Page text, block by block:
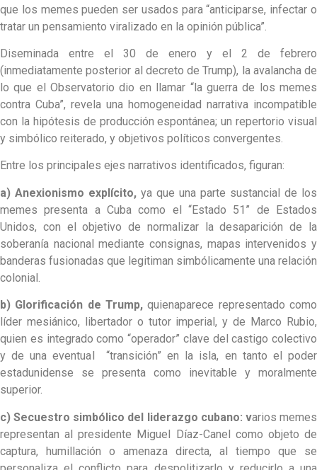
que los memes pueden ser usados para “anticiparse, infectar o
tratar un pensamiento viralizado en la opinión pública”.
Diseminada entre el 30 de enero y el 2 de febrero
(inmediatamente posterior al decreto de Trump), la avalancha de
lo que el Observatorio dio en llamar “la guerra de los memes
contra Cuba”, revela una homogeneidad narrativa incompatible
con la hipótesis de producción espontánea; un repertorio visual
y simbólico reiterado, y objetivos políticos convergentes.
Entre los principales ejes narrativos identificados, figuran:
a) Anexionismo explícito, ya que una parte sustancial de los
memes presenta a Cuba como el “Estado 51” de Estados
Unidos, con el objetivo de normalizar la desaparición de la
soberanía nacional mediante consignas, mapas intervenidos y
banderas fusionadas que legitiman simbólicamente una relación
colonial.
b) Glorificación de Trump,quienaparece representado como
líder mesiánico, libertador o tutor imperial, y de Marco Rubio,
quien es integrado como “operador” clave del castigo colectivo
y de una eventual “transición” en la isla, en tanto el poder
estadunidense se presenta como inevitable y moralmente
superior.
c) Secuestro simbólico del liderazgo cubano: varios memes
representan al presidente Miguel Díaz-Canel como objeto de
captura, humillación o amenaza directa, al tiempo que se